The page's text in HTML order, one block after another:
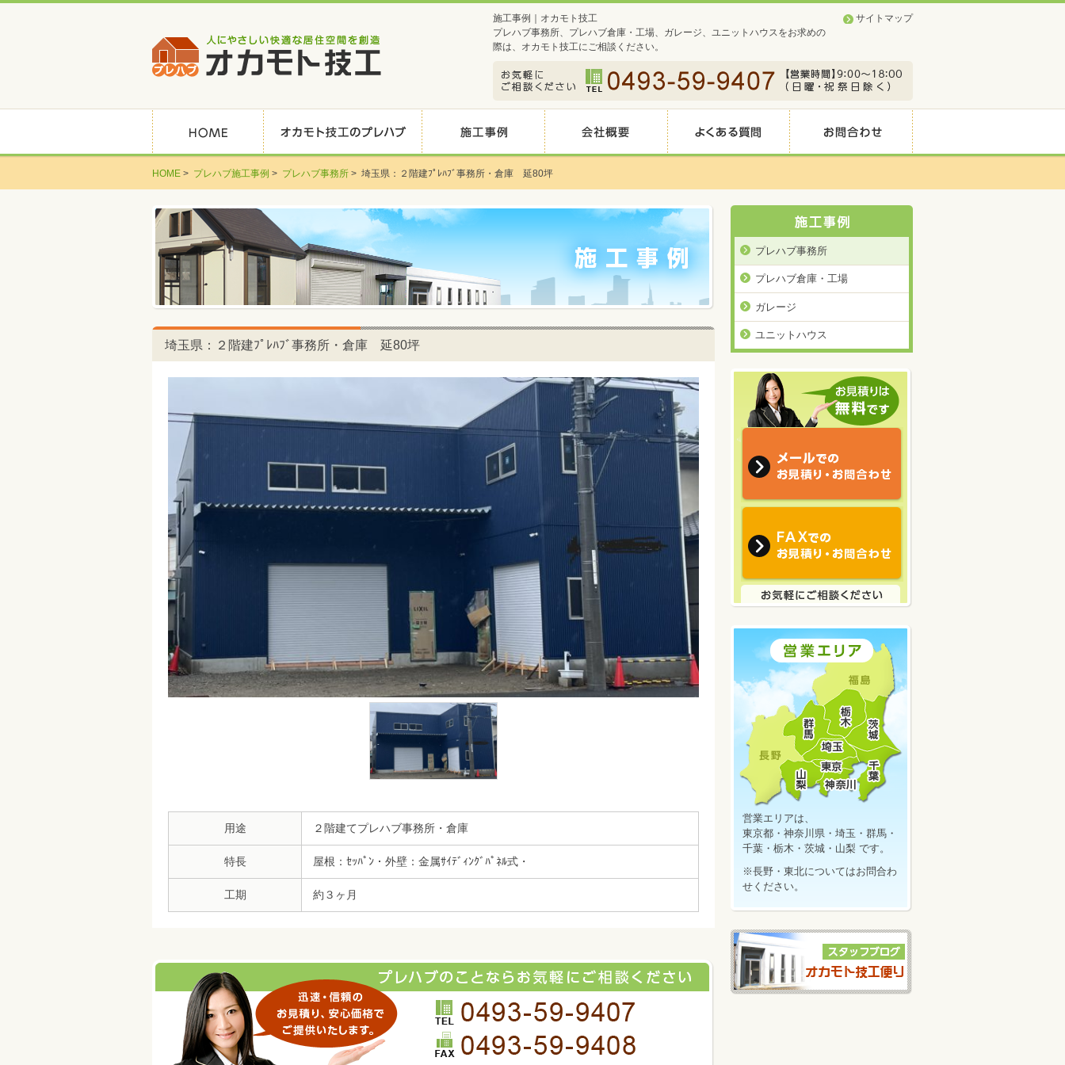
施工事例｜オカモト技工
プレハブ事務所、プレハブ倉庫・工場、ガレージ、ユニットハウスをお求めの
際は、オカモト技工にご相談ください。
サイトマップ
HOME > プレハブ施工事例 > プレハブ事務所 > 埼玉県：２階建ﾌﾟﾚﾊﾌﾞ事務所・倉庫 延80坪
埼玉県：２階建ﾌﾟﾚﾊﾌﾞ事務所・倉庫 延80坪
用途 ２階建てプレハブ事務所・倉庫
特長 屋根：ｾｯﾊﾟﾝ・外壁：金属ｻｲﾃﾞｨﾝｸﾞﾊﾟﾈﾙ式・
工期 約３ヶ月
プレハブ事務所
プレハブ倉庫・工場
ガレージ
ユニットハウス
営業エリアは、
東京都・神奈川県・埼玉・群馬・
千葉・栃木・茨城・山梨 です。
※長野・東北についてはお問合わ
せください。